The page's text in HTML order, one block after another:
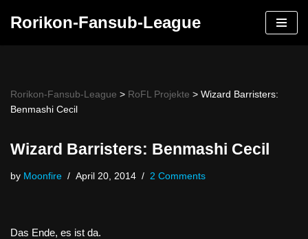
Rorikon-Fansub-League
Rorikon-Fansub-League > RoFL Projekte > Wizard Barristers:
Benmashi Cecil
Wizard Barristers: Benmashi Cecil
by Moonfire April 20, 2014 2 Comments
Das Ende, es ist da.